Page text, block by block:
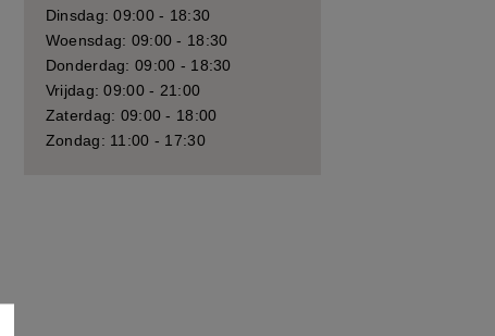
Dinsdag: 09:00 - 18:30
Woensdag: 09:00 - 18:30
Donderdag: 09:00 - 18:30
Vrijdag: 09:00 - 21:00
Zaterdag: 09:00 - 18:00
Zondag: 11:00 - 17:30